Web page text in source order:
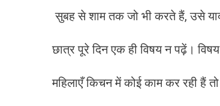
सुबह से शाम तक जो भी करते हैं, उसे
छात्र पूरे दिन एक ही विषय न पढ़ें।
महिलाएँ किचन में कोई काम कर रही हैं